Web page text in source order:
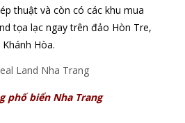
thuật và còn có các khu mua
tọa lạc ngay trên đảo Hòn Tre,
Hòa.
phố biển Nha Trang